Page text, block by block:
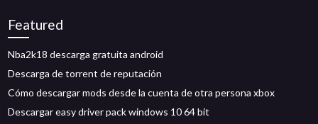
Featured
Nba2k18 descarga gratuita android
Descarga de torrent de reputación
Cómo descargar mods desde la cuenta de otra persona xbox
Descargar easy driver pack windows 10 64 bit